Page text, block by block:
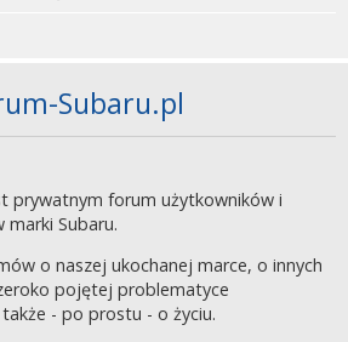
Subaru.pl
prywatnym forum użytkowników i
Subaru.
o naszej ukochanej marce, o innych
pojętej problematyce
- po prostu - o życiu.